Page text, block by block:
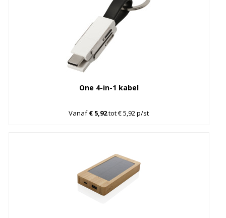
One 4-in-1 kabel
Vanaf€ 5,92tot € 5,92 p/st